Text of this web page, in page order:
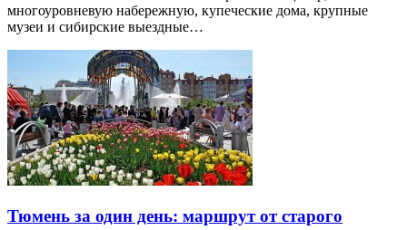
многоуровневую набережную, купеческие дома, крупные
музеи и сибирские выездные…
Тюмень за один день: маршрут от старого